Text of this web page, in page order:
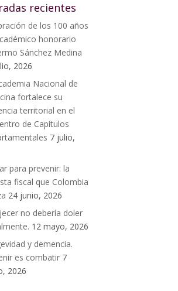
recientes
de los 100 años
honorario
Sánchez Medina
2026
Nacional de
fortalece su
territorial en el
de Capítulos
7 julio,
para prevenir: la
fiscal que Colombia
24 junio, 2026
no debería doler
12 mayo, 2026
y demencia.
es combatir 7
2026